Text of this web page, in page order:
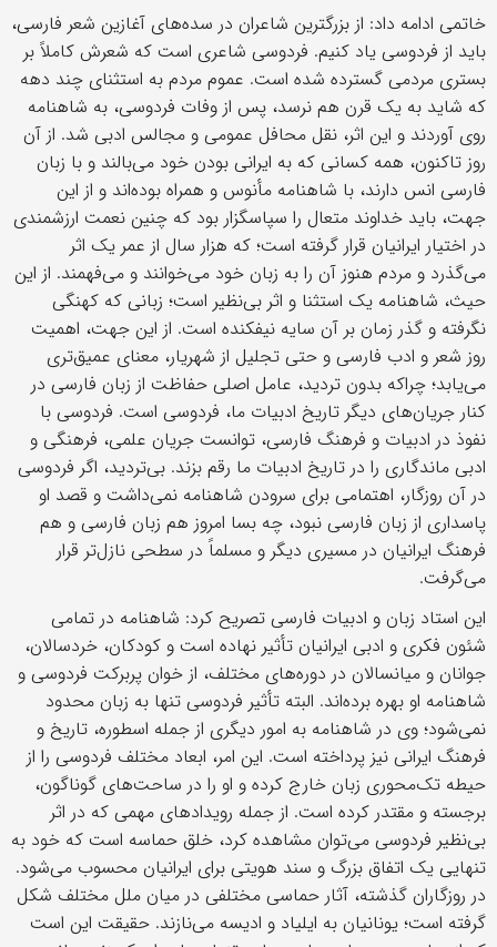
خاتمی ادامه داد: از بزرگترین شاعران در سده‌های آغازین شعر فارسی،
باید از فردوسی یاد کنیم. فردوسی شاعری است که شعرش کاملاً بر
بستری مردمی گسترده شده است. عموم مردم به استثنای چند دهه
که شاید به یک قرن هم نرسد، پس از وفات فردوسی، به شاهنامه
روی آوردند و این اثر، نقل محافل عمومی و مجالس ادبی شد. از آن
روز تاکنون، همه کسانی که به ایرانی بودن خود می‌بالند و با زبان
فارسی انس دارند، با شاهنامه مأنوس و همراه بوده‌اند و از این
جهت، باید خداوند متعال را سپاسگزار بود که چنین نعمت ارزشمندی
در اختیار ایرانیان قرار گرفته است؛ که هزار سال از عمر یک اثر
می‌گذرد و مردم هنوز آن را به زبان خود می‌خوانند و می‌فهمند. از این
حیث، شاهنامه یک استثنا و اثر بی‌نظیر است؛ زبانی که کهنگی
نگرفته و گذر زمان بر آن سایه نیفکنده است. از این جهت، اهمیت
روز شعر و ادب فارسی و حتی تجلیل از شهریار، معنای عمیق‌تری
می‌یابد؛ چراکه بدون تردید، عامل اصلی حفاظت از زبان فارسی در
کنار جریان‌های دیگر تاریخ ادبیات ما، فردوسی است. فردوسی با
نفوذ در ادبیات و فرهنگ فارسی، توانست جریان علمی، فرهنگی و
ادبی ماندگاری را در تاریخ ادبیات ما رقم بزند. بی‌تردید، اگر فردوسی
در آن روزگار، اهتمامی برای سرودن شاهنامه نمی‌داشت و قصد او
پاسداری از زبان فارسی نبود، چه بسا امروز هم زبان فارسی و هم
فرهنگ ایرانیان در مسیری دیگر و مسلماً در سطحی نازل‌تر قرار
می‌گرفت.
این استاد زبان و ادبیات فارسی تصریح کرد: شاهنامه در تمامی
شئون فکری و ادبی ایرانیان تأثیر نهاده است و کودکان، خردسالان،
جوانان و میانسالان در دوره‌های مختلف، از خوان پربرکت فردوسی و
شاهنامه او بهره برده‌اند. البته تأثیر فردوسی تنها به زبان محدود
نمی‌شود؛ وی در شاهنامه به امور دیگری از جمله اسطوره، تاریخ و
فرهنگ ایرانی نیز پرداخته است. این امر، ابعاد مختلف فردوسی را از
حیطه تک‌محوری زبان خارج کرده و او را در ساحت‌های گوناگون،
برجسته و مقتدر کرده است. از جمله رویداد‌های مهمی که در اثر
بی‌نظیر فردوسی می‌توان مشاهده کرد، خلق حماسه است که خود به
تنهایی یک اتفاق بزرگ و سند هویتی برای ایرانیان محسوب می‌شود.
در روزگاران گذشته، آثار حماسی مختلفی در میان ملل مختلف شکل
گرفته است؛ یونانیان به ایلیاد و ادیسه می‌نازند. حقیقت این است